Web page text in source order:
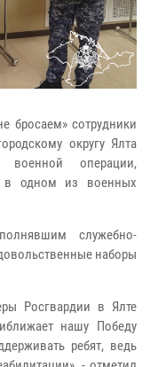
бросаем» сотрудники
округу Ялта
военной операции,
в одном из военных
служебно-
наборы
Росгвардии в Ялте
нашу Победу
ребят, ведь